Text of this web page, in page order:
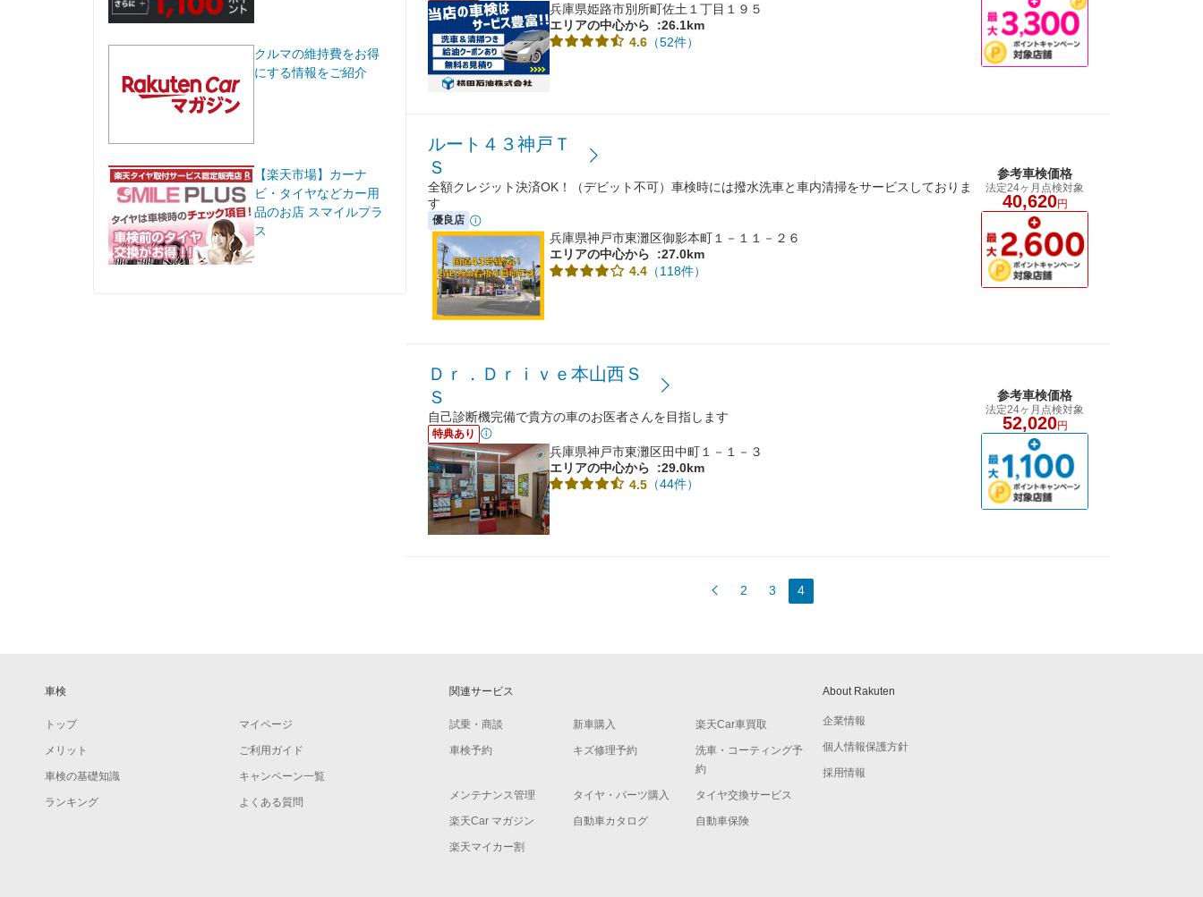
クルマの維持費をお得
にする情報をご紹介
【楽天市場】カーナ
ビ・タイヤなどカー用
品のお店 スマイルプラ
ス
兵庫県姫路市別所町佐土１丁目１９５
エリアの中心から
:26.1km
4.6 （52件）
ルート４３神戸Ｔ
Ｓ
全額クレジット決済OK！（デビット不可）車検時には撥水洗車と車内清掃をサービスしておりま
す
優良店
兵庫県神戸市東灘区御影本町１－１１－２６
エリアの中心から
:27.0km
4.4 （118件）
参考車検価格
法定24ヶ月点検対象
40,620円
Ｄｒ．Ｄｒｉｖｅ本山西Ｓ
Ｓ
自己診断機完備で貴方の車のお医者さんを目指します
特典あり
兵庫県神戸市東灘区田中町１－１－３
エリアの中心から
:29.0km
4.5 （44件）
参考車検価格
法定24ヶ月点検対象
52,020円
2 3 4
車検
トップ マイページ
メリット ご利用ガイド
車検の基礎知識 キャンペーン一覧
ランキング よくある質問
関連サービス
試乗・商談 新車購入 楽天Car車買取
車検予約 キズ修理予約
洗車・コーティング予
約
メンテナンス管理 タイヤ・パーツ購入 タイヤ交換サービス
楽天Car マガジン 自動車カタログ 自動車保険
楽天マイカー割
About Rakuten
企業情報
個人情報保護方針
採用情報